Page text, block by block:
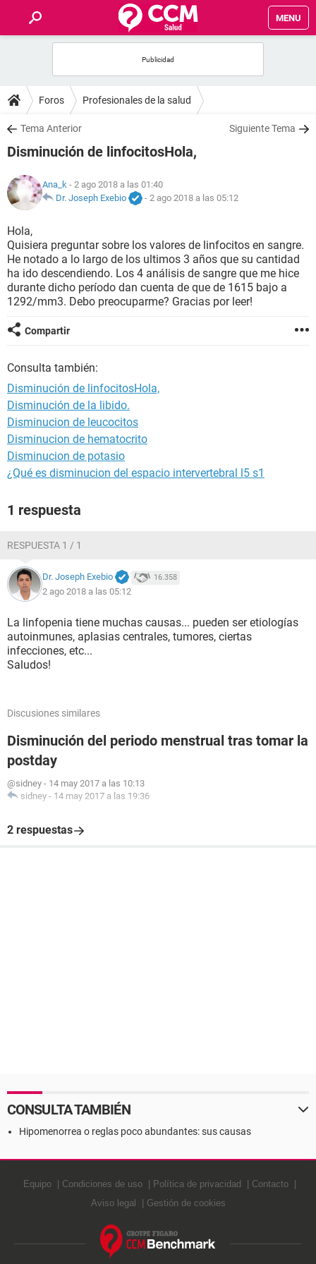
MENU
FOROS
SALUD
NUTRICIÓN
BIENESTAR
SEXUALIDAD
GLOSARIO
Foros Profesionales de la salud
Tema Anterior Siguiente Tema
Disminución de linfocitosHola,
Ana_k - 2 ago 2018 a las 01:40
Dr. Joseph Exebio
- 2 ago 2018 a las 05:12
Hola,
Quisiera preguntar sobre los valores de linfocitos en sangre.
He notado a lo largo de los ultimos 3 años que su cantidad
ha ido descendiendo. Los 4 análisis de sangre que me hice
durante dicho período dan cuenta de que de 1615 bajo a
1292/mm3. Debo preocuparme? Gracias por leer!
Compartir
Consulta también:
Disminución de linfocitosHola,
Disminución de la libido.
Disminucion de leucocitos
Disminucion de hematocrito
Disminucion de potasio
¿Qué es disminucion del espacio intervertebral l5 s1
1 respuesta
RESPUESTA 1 / 1
Dr. Joseph Exebio 16.358
2 ago 2018 a las 05:12
La linfopenia tiene muchas causas... pueden ser etiologías
autoinmunes, aplasias centrales, tumores, ciertas
infecciones, etc...
Saludos!
Discusiones similares
Disminución del periodo menstrual tras tomar la
postday
@sidney - 14 may 2017 a las 10:13
sidney - 14 may 2017 a las 19:36
2 respuestas
CONSULTA TAMBIÉN
Hipomenorrea o reglas poco abundantes: sus causas
Equipo Condiciones de uso Política de privacidad
Contacto
Aviso legal
Gestión de cookies